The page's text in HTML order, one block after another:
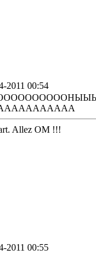
2011 00:54
Allez OM !!!
2011 00:55